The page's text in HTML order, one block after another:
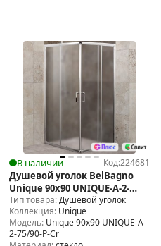
В наличии Код:224681
Душевой уголок BelBagno
Unique 90х90 UNIQUE-A-2-
75/90-P-Cr
Тип товара:Душевой уголок
Коллекция: Unique
Модель: Unique 90х90 UNIQUE-A-
2-75/90-P-Cr